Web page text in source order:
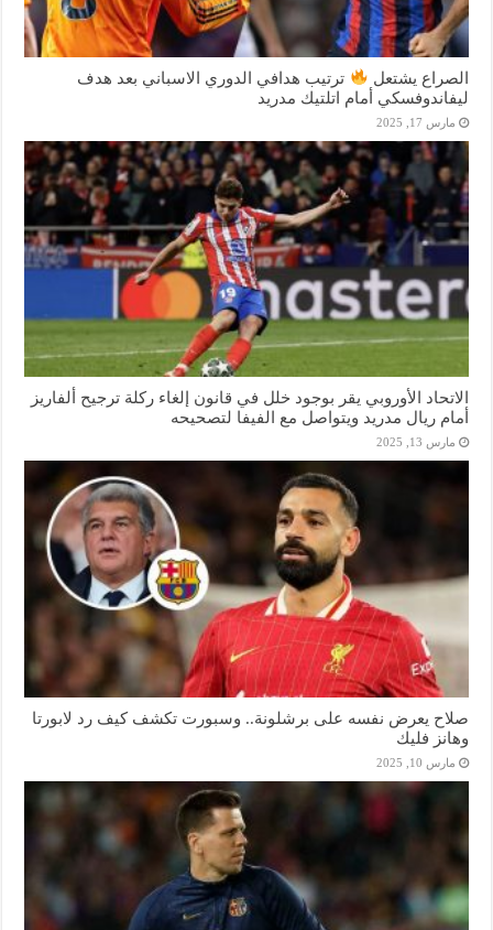
الصراع يشتعل
ترتيب هدافي الدوري الاسباني بعد هدف
ليفاندوفسكي أمام اتلتيك مدريد
مارس 17, 2025
الاتحاد الأوروبي يقر بوجود خلل في قانون إلغاء ركلة ترجيح ألفاريز
أمام ريال مدريد ويتواصل مع الفيفا لتصحيحه
مارس 13, 2025
صلاح يعرض نفسه على برشلونة.. وسبورت تكشف كيف رد لابورتا
وهانز فليك
مارس 10, 2025